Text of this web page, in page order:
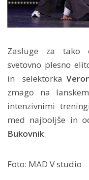
Zasluge za tako
svetovno plesno
in selektorka
zmago na
intenzivnimi
med najboljše in
Bukovnik.
Foto: MAD V studio